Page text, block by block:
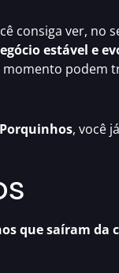
consiga ver, no
estável e
momento podem
, você
que saíram da